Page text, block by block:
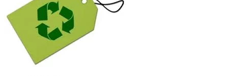
РАЗДЕЛНОТО
СМЕТОСЪБИРАНЕ,
ВМЕСТО
ДА
НАЛАГА